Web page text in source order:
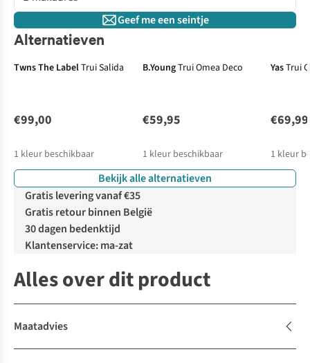
Geef me een seintje
Alternatieven
Just arrived
Twns The LabelTrui Salida
€99,00
1 kleur beschikbaar
B.YoungTrui Omea Deco
€59,95
1 kleur beschikbaar
YasTrui
€69,99
1 kleur
Bekijk alle alternatieven
Gratis levering vanaf €35
Gratis retour binnen België
30 dagen bedenktijd
Klantenservice: ma-zat
Alles over dit product
Maatadvies